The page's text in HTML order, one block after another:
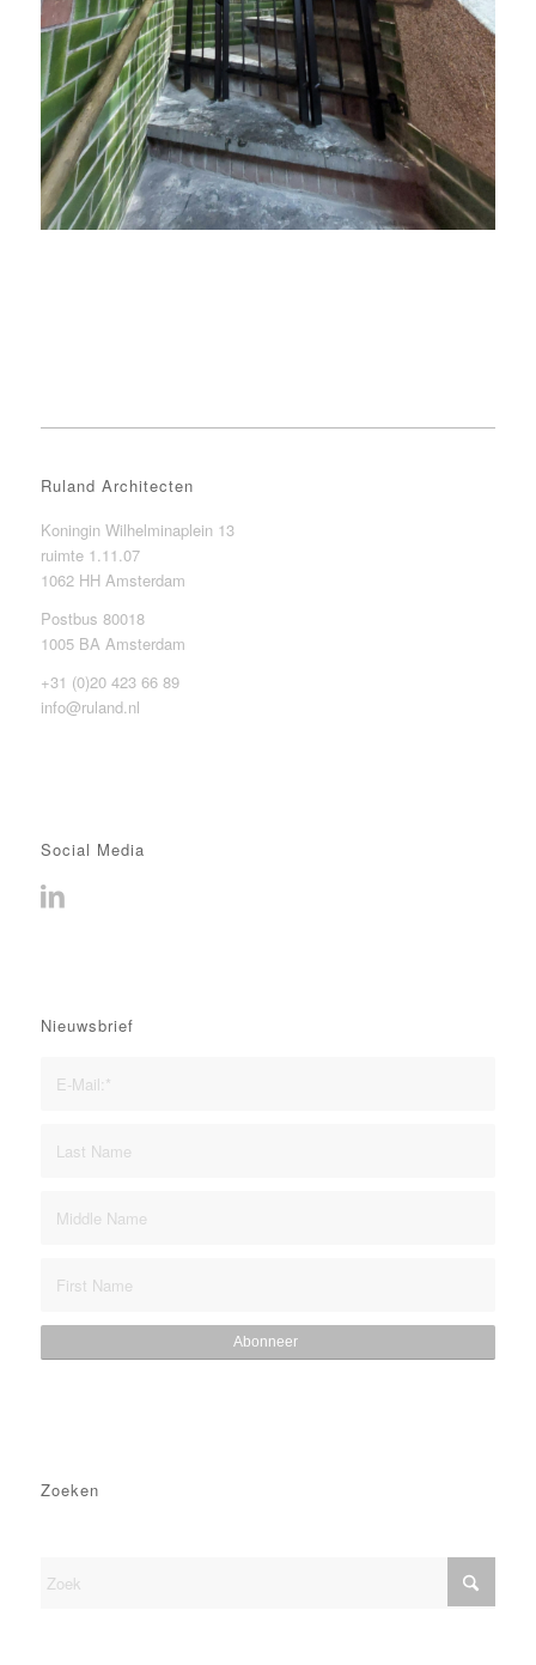
Ruland Architecten
Koningin Wilhelminaplein 13
ruimte 1.11.07
1062 HH Amsterdam
Postbus 80018
1005 BA Amsterdam
+31 (0)20 423 66 89
info@ruland.nl
Social Media
Nieuwsbrief
Zoeken